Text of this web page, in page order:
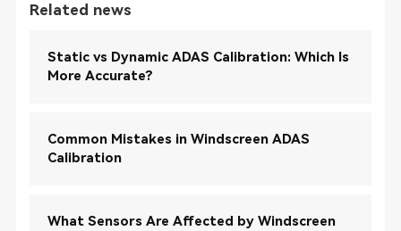
Related news
Static vs Dynamic ADAS Calibration: Which Is
More Accurate?
Common Mistakes in Windscreen ADAS
Calibration
What Sensors Are Affected by Windscreen